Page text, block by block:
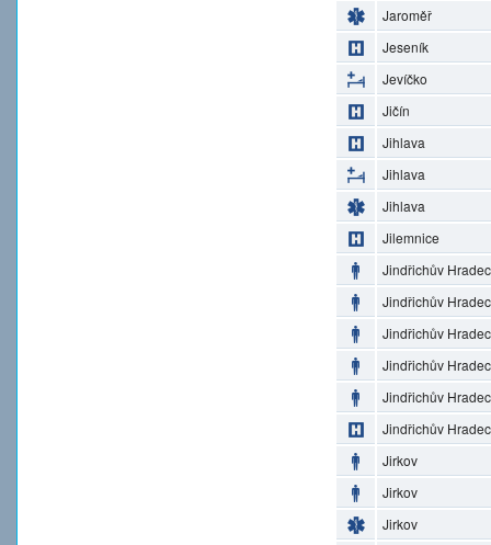
Jaroměř
Jeseník
Jevíčko
Jičín
Jihlava
Jihlava
Jihlava
Jilemnice
Jindřichův Hradec
Jindřichův Hradec
Jindřichův Hradec
Jindřichův Hradec
Jindřichův Hradec
Jindřichův Hradec
Jirkov
Jirkov
Jirkov